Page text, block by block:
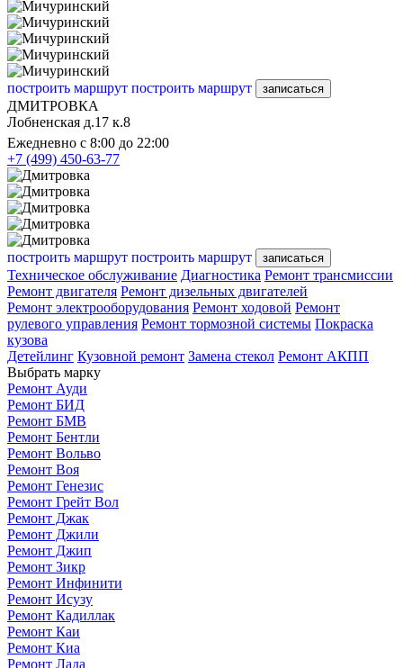
построить маршрут построить маршрут записаться
ДМИТРОВКА
Лобненская д.17 к.8
Ежедневно с 8:00 до 22:00
+7 (499) 450-63-77
построить маршрут построить маршрут записаться
Техническое обслуживание Диагностика Ремонт трансмиссии
Ремонт двигателя Ремонт дизельных двигателей
Ремонт электрооборудования Ремонт ходовой Ремонт
рулевого управления Ремонт тормозной системы Покраска
кузова
Детейлинг Кузовной ремонт Замена стекол Ремонт АКПП
Выбрать марку
Ремонт Ауди
Ремонт БИД
Ремонт БМВ
Ремонт Бентли
Ремонт Вольво
Ремонт Воя
Ремонт Генезис
Ремонт Грейт Вол
Ремонт Джак
Ремонт Джили
Ремонт Джип
Ремонт Зикр
Ремонт Инфинити
Ремонт Исузу
Ремонт Кадиллак
Ремонт Каи
Ремонт Киа
Ремонт Лада